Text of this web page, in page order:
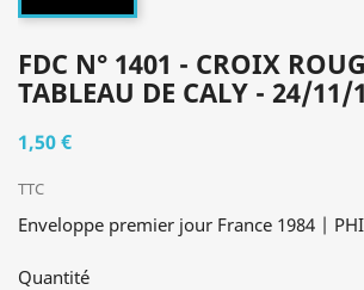
FDC N° 1401 - CROIX
TABLEAU DE CALY - 24/11/
1,50 €
TTC
Enveloppe premier jour France 1984 |
Quantité